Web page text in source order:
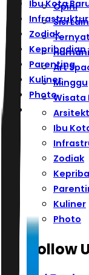
Ibu Kota
Infrastruktur
Zodiak
Kepribadian
Parenting
Kuliner
Photo
Opini
Sisi Lain
Art
Minggu
Wisata
Ibu
Zodiak
Kuliner
Photo
Follow